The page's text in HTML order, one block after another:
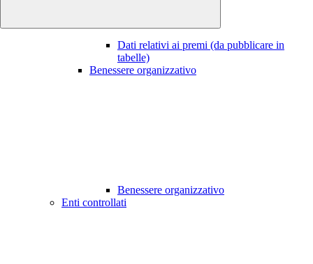
Dati relativi ai premi (da pubblicare in
tabelle)
Benessere organizzativo
Benessere organizzativo
Enti controllati